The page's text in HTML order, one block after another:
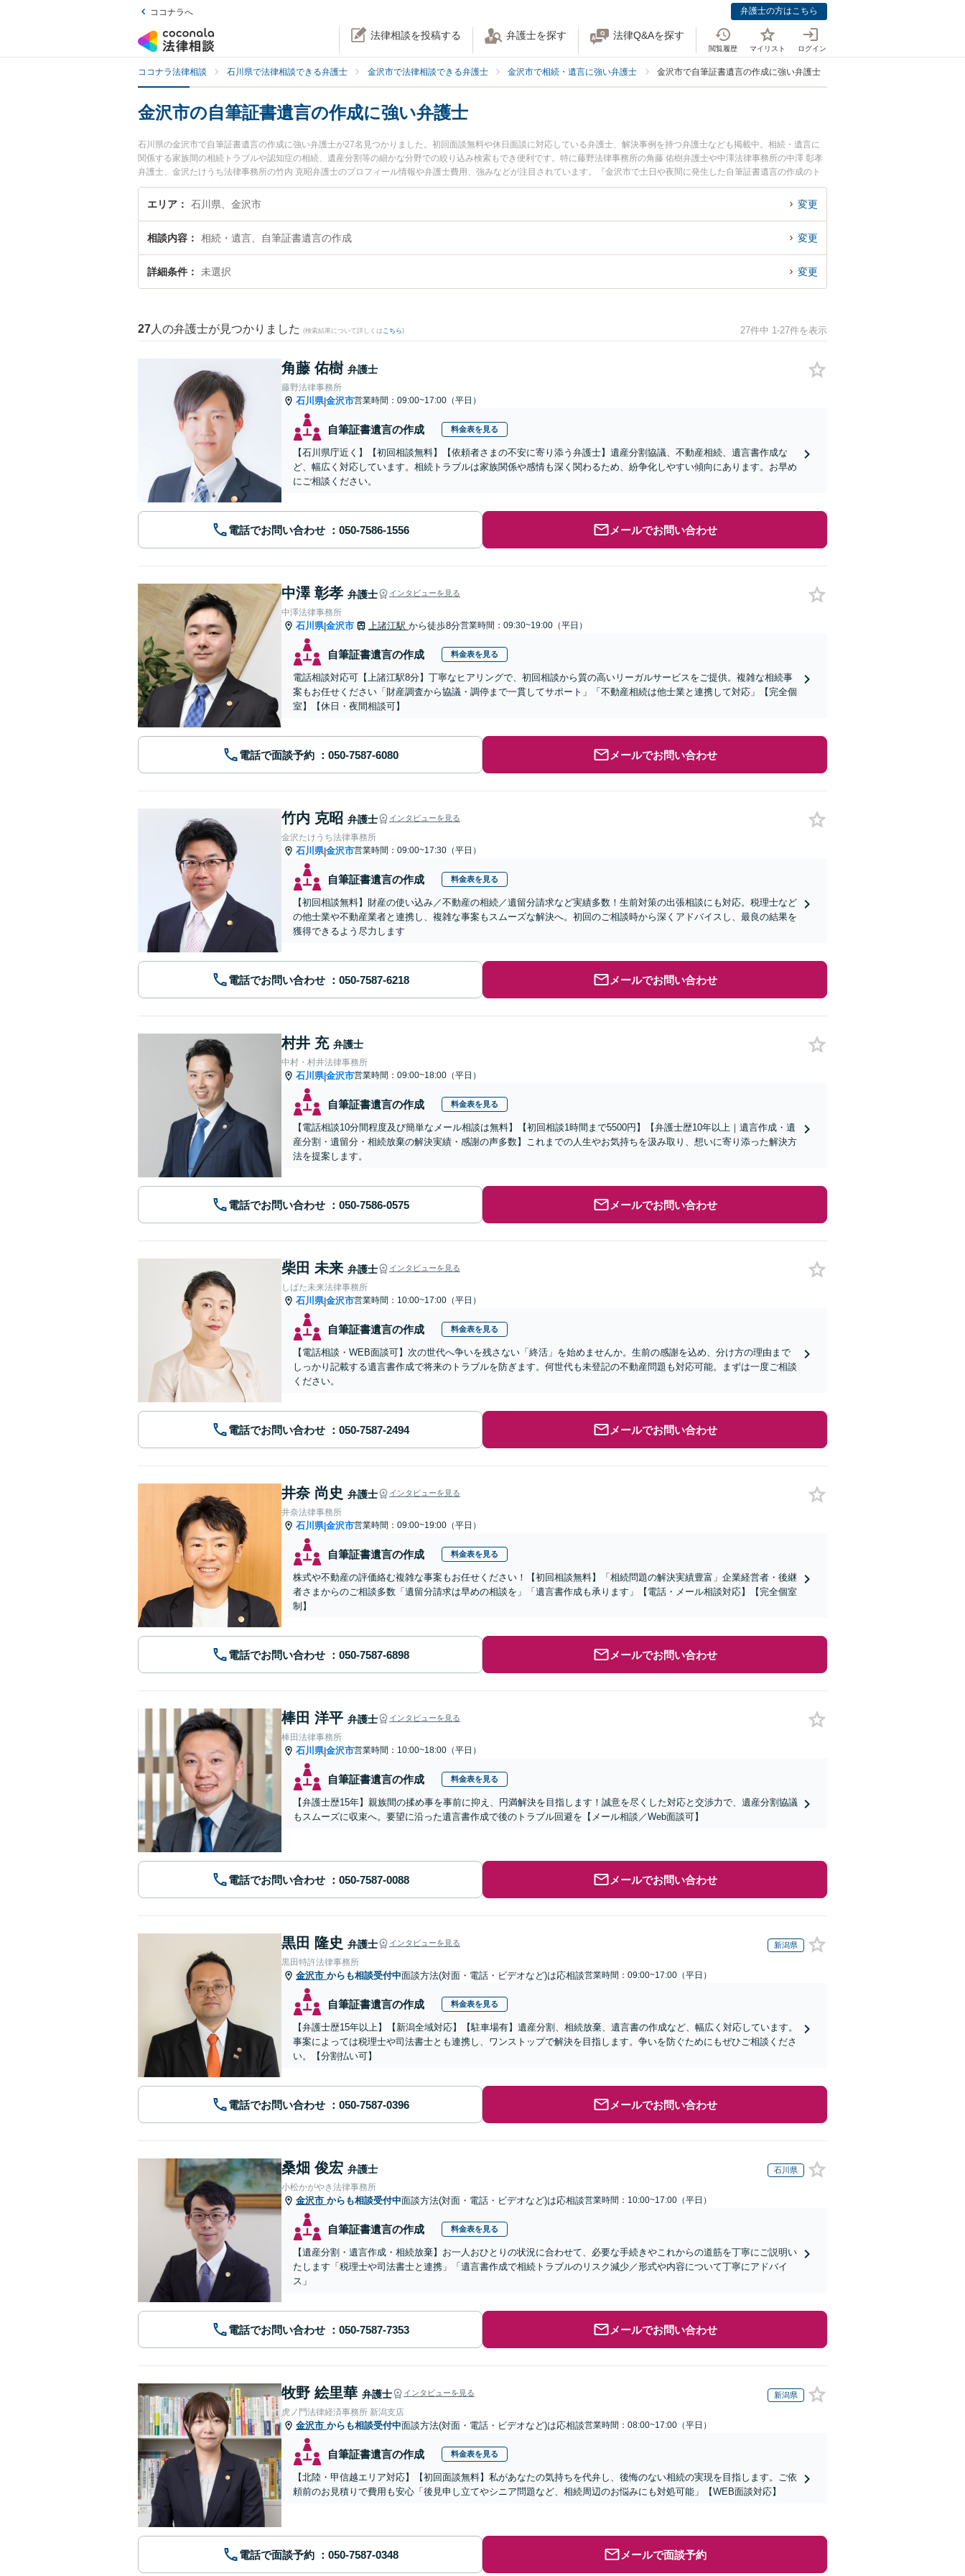
ココナラへ 弁護士の方はこちら
法律相談を投稿する 弁護士を探す 法律Q&Aを探す
閲覧履歴 マイリスト ログイン
ココナラ法律相談 石川県で法律相談できる弁護士 金沢市で法律相談できる弁護士 金沢市で相続・遺言に強い弁護士 金沢市で自筆証書遺言の作成に強い弁護士
金沢市の自筆証書遺言の作成に強い弁護士
石川県の金沢市で自筆証書遺言の作成に強い弁護士が27名見つかりました。初回面談無料や休日面談に対応している弁護士、解決事例を持つ弁護士なども掲載中。相続・遺言に
関係する家族間の相続トラブルや認知症の相続、遺産分割等の細かな分野での絞り込み検索もでき便利です。特に藤野法律事務所の角藤 佑樹弁護士や中澤法律事務所の中澤 彰孝
弁護士、金沢たけうち法律事務所の竹内 克昭弁護士のプロフィール情報や弁護士費用、強みなどが注目されています。『金沢市で土日や夜間に発生した自筆証書遺言の作成のト
ラブルを今すぐに弁護士に相談したい』『自筆証書遺言の作成のトラブル解決の実績豊富な近くの弁護士を検索したい』『初回相談無料で自筆証書遺言の作成を法律相談できる金
沢市内の弁護士に相談予約したい』などでお困りの相談者さんにおすすめです。
エリア 石川県、金沢市 変更
相談内容 相続・遺言、自筆証書遺言の作成 変更
詳細条件 未選択 変更
27 人の弁護士が見つかりました (検索結果について詳しくは こちら) 27件中 1-27件を表示
角藤 佑樹 弁護士
藤野法律事務所
石川県|金沢市営業時間：09:00~17:00（平日）
自筆証書遺言の作成 料金表を見る
【石川県庁近く】【初回相談無料】【依頼者さまの不安に寄り添う弁護士】遺産分割協議、不動産相続、遺言書作成な
ど、幅広く対応しています。相続トラブルは家族関係や感情も深く関わるため、紛争化しやすい傾向にあります。お早め
にご相談ください。
電話でお問い合わせ メールでお問い合わせ
中澤 彰孝 弁護士 インタビューを見る
中澤法律事務所
石川県|金沢市 上諸江駅 から徒歩8分営業時間：09:30~19:00（平日）
自筆証書遺言の作成 料金表を見る
電話相談対応可【上諸江駅8分】丁寧なヒアリングで、初回相談から質の高いリーガルサービスをご提供。複雑な相続事
案もお任せください「財産調査から協議・調停まで一貫してサポート」「不動産相続は他士業と連携して対応」【完全個
室】【休日・夜間相談可】
電話で面談予約 メールでお問い合わせ
竹内 克昭 弁護士 インタビューを見る
金沢たけうち法律事務所
石川県|金沢市営業時間：09:00~17:30（平日）
自筆証書遺言の作成 料金表を見る
【初回相談無料】財産の使い込み／不動産の相続／遺留分請求など実績多数！生前対策の出張相談にも対応。税理士など
の他士業や不動産業者と連携し、複雑な事案もスムーズな解決へ。初回のご相談時から深くアドバイスし、最良の結果を
獲得できるよう尽力します
電話でお問い合わせ メールでお問い合わせ
村井 充 弁護士
中村・村井法律事務所
石川県|金沢市営業時間：09:00~18:00（平日）
自筆証書遺言の作成 料金表を見る
【電話相談10分間程度及び簡単なメール相談は無料】【初回相談1時間まで5500円】【弁護士歴10年以上｜遺言作成・遺
産分割・遺留分・相続放棄の解決実績・感謝の声多数】これまでの人生やお気持ちを汲み取り、想いに寄り添った解決方
法を提案します。
電話でお問い合わせ メールでお問い合わせ
柴田 未来 弁護士 インタビューを見る
しばた未来法律事務所
石川県|金沢市営業時間：10:00~17:00（平日）
自筆証書遺言の作成 料金表を見る
【電話相談・WEB面談可】次の世代へ争いを残さない「終活」を始めませんか。生前の感謝を込め、分け方の理由まで
しっかり記載する遺言書作成で将来のトラブルを防ぎます。何世代も未登記の不動産問題も対応可能。まずは一度ご相談
ください。
電話でお問い合わせ メールでお問い合わせ
井奈 尚史 弁護士 インタビューを見る
井奈法律事務所
石川県|金沢市営業時間：09:00~19:00（平日）
自筆証書遺言の作成 料金表を見る
株式や不動産の評価絡む複雑な事案もお任せください！【初回相談無料】「相続問題の解決実績豊富」企業経営者・後継
者さまからのご相談多数「遺留分請求は早めの相談を」「遺言書作成も承ります」【電話・メール相談対応】【完全個室
制】
電話でお問い合わせ メールでお問い合わせ
棒田 洋平 弁護士 インタビューを見る
棒田法律事務所
石川県|金沢市営業時間：10:00~18:00（平日）
自筆証書遺言の作成 料金表を見る
【弁護士歴15年】親族間の揉め事を事前に抑え、円満解決を目指します！誠意を尽くした対応と交渉力で、遺産分割協議
もスムーズに収束へ。要望に沿った遺言書作成で後のトラブル回避を【メール相談／Web面談可】
電話でお問い合わせ メールでお問い合わせ
黒田 隆史 弁護士 インタビューを見る 新潟県
黒田特許法律事務所
金沢市 からも相談受付中面談方法(対面・電話・ビデオなど)は応相談営業時間：09:00~17:00（平日）
自筆証書遺言の作成 料金表を見る
【弁護士歴15年以上】【新潟全域対応】【駐車場有】遺産分割、相続放棄、遺言書の作成など、幅広く対応しています。
事案によっては税理士や司法書士とも連携し、ワンストップで解決を目指します。争いを防ぐためにもぜひご相談くださ
い。【分割払い可】
電話でお問い合わせ メールでお問い合わせ
桑畑 俊宏 弁護士 石川県
小松かがやき法律事務所
金沢市 からも相談受付中面談方法(対面・電話・ビデオなど)は応相談営業時間：10:00~17:00（平日）
自筆証書遺言の作成 料金表を見る
【遺産分割・遺言作成・相続放棄】お一人おひとりの状況に合わせて、必要な手続きやこれからの道筋を丁寧にご説明い
たします「税理士や司法書士と連携」「遺言書作成で相続トラブルのリスク減少／形式や内容について丁寧にアドバイ
ス」
電話でお問い合わせ メールでお問い合わせ
牧野 絵里華 弁護士 インタビューを見る 新潟県
虎ノ門法律経済事務所 新潟支店
金沢市 からも相談受付中面談方法(対面・電話・ビデオなど)は応相談営業時間：08:00~17:00（平日）
自筆証書遺言の作成 料金表を見る
【北陸・甲信越エリア対応】【初回面談無料】私があなたの気持ちを代弁し、後悔のない相続の実現を目指します。ご依
頼前のお見積りで費用も安心「後見申し立てやシニア問題など、相続周辺のお悩みにも対処可能」【WEB面談対応】
電話で面談予約 メールで面談予約